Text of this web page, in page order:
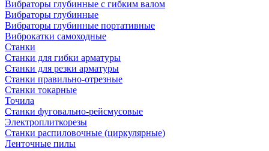
Вибраторы глубинные с гибким валом
Вибраторы глубинные
Вибраторы глубинные портативные
Виброкатки самоходные
Станки
Станки для гибки арматуры
Станки для резки арматуры
Станки правильно-отрезные
Станки токарные
Точила
Станки фуговально-рейсмусовые
Электроплиткорезы
Станки распиловочные (циркулярные)
Ленточные пилы